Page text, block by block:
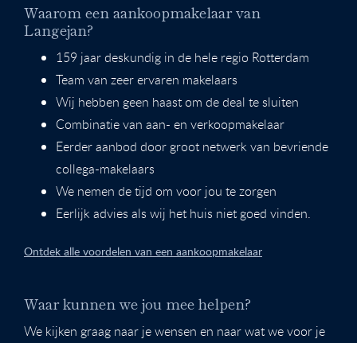
Waarom een aankoopmakelaar van
Langejan?
159 jaar deskundig in de hele regio Rotterdam
Team van zeer ervaren makelaars
Wij hebben geen haast om de deal te sluiten
Combinatie van aan- en verkoopmakelaar
Eerder aanbod door groot netwerk van bevriende
collega-makelaars
We nemen de tijd om voor jou te zorgen
Eerlijk advies als wij het huis niet goed vinden.
Ontdek alle voordelen van een aankoopmakelaar
Waar kunnen we jou mee helpen?
We kijken graag naar je wensen en naar wat we voor je